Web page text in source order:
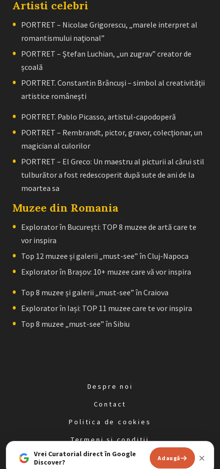
Artisti celebri
PORTRET – Nicolae Grigorescu, „marele interpret al
romantismului naţional”
PORTRET – Ştefan Luchian, „un zugrav” creator de
școală
PORTRET. Constantin Brâncuşi – simbol al creativităţii
artistice româneşti
PORTRET. Pablo Picasso, artistul-capodoperă
PORTRET – Rembrandt, pictor, gravor, colecţionar, un
magician al culorilor
PORTRET – El Greco: Un maestru al picturii al cărui stil
tulburător a fost redescoperit după sute de ani de la
moartea sa
Muzee din Romania
Explorator în București: TOP 8 muzee de artă care te
vor inspira
Top 12 muzee și galerii „must-see” în Cluj-Napoca
Explorator în Brașov: 10+ muzee care vă vor inspira
Top 8 muzee și galerii „must-see” în Craiova
Explorator în Iași: TOP 11 muzee care te vor inspira
Top 8 muzee „must-see” în Sibiu
Despre noi
Contact
Politica de cookies
Termeni și condiții
Politica de confidențialitate
Vrei Curatorial direct în Google
Discover?
Adaugă